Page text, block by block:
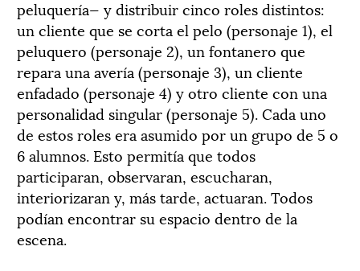
peluquería— y distribuir cinco roles distintos:
un cliente que se corta el pelo (personaje 1), el
peluquero (personaje 2), un fontanero que
repara una avería (personaje 3), un cliente
enfadado (personaje 4) y otro cliente con una
personalidad singular (personaje 5). Cada uno
de estos roles era asumido por un grupo de 5 o
6 alumnos. Esto permitía que todos
participaran, observaran, escucharan,
interiorizaran y, más tarde, actuaran. Todos
podían encontrar su espacio dentro de la
escena.